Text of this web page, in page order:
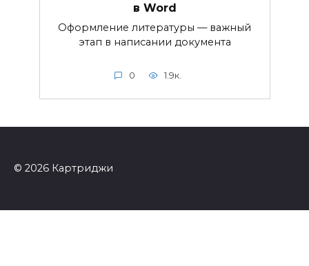
в Word
Оформление литературы — важный
этап в написании документа
0 1.9к.
© 2026 Картриджи